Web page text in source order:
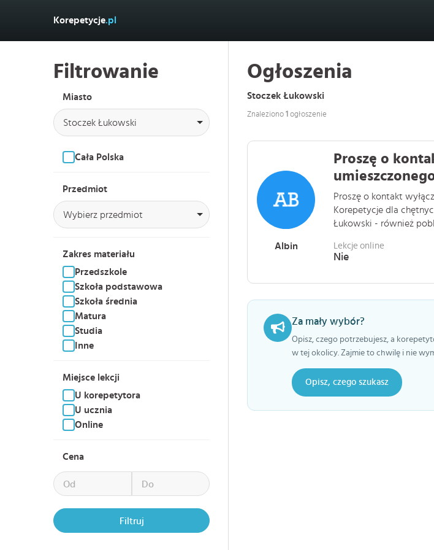
Korepetycje.pl
Filtrowanie
Miasto
Stoczek Łukowski
Cała Polska
Przedmiot
Wybierz przedmiot
Zakres materiału
Przedszkole
Szkoła podstawowa
Szkoła średnia
Matura
Studia
Inne
Miejsce lekcji
U korepetytora
U ucznia
Online
Cena
Filtruj
Ogłoszenia
Stoczek Łukowski
Znaleziono 1 ogłoszenie
Albin
Proszę o
Proszę o kontakt
Korepetycje dla
Łukowski - również
Lekcje online
Nie
Za mały wybór?
Opisz, czego potrzebujesz, a
w tej okolicy. Zajmie to chwilę i nie
Opisz, czego szukasz